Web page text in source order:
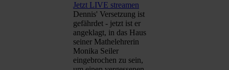
Jetzt LIVE streamen
Dennis' Versetzung ist
gefährdet - jetzt ist er
angeklagt, in das Haus
seiner Mathelehrerin
Monika Seiler
eingebrochen zu sein,